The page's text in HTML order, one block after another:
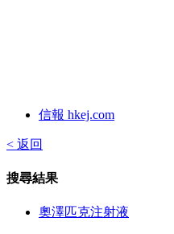
信報 hkej.com
< 返回
搜尋結果
奧澤匹克注射液